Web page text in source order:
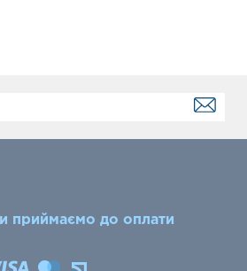
приймаємо до оплати